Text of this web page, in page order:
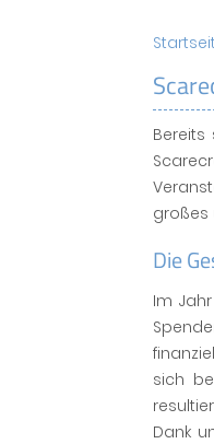
Bereits
großes
Die
Im
sich
Dank